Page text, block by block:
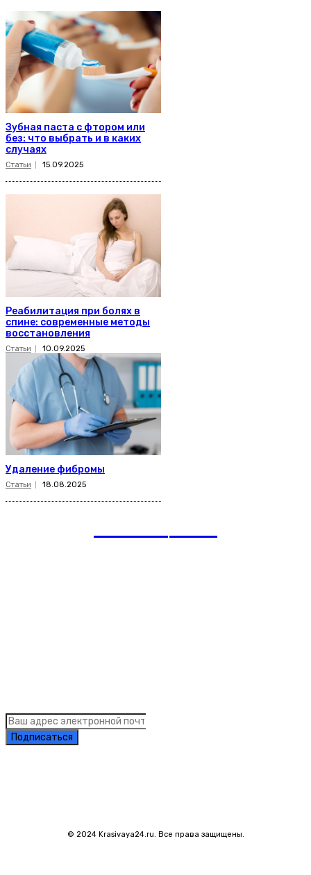
Зубная паста с фтором или
без: что выбрать и в каких
случаях
Статьи 15.09.2025
Реабилитация при болях в
спине: современные методы
восстановления
Статьи 10.09.2025
Удаление фибромы
Статьи 18.08.2025
Подписаться
© 2024 Krasivaya24.ru. Все права защищены.